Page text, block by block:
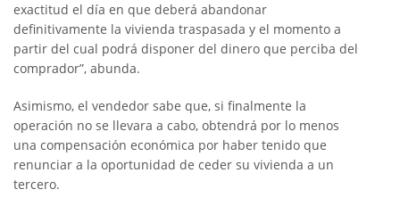
exactitud el día en que deberá abandonar
definitivamente la vivienda traspasada y el momento a
partir del cual podrá disponer del dinero que perciba del
comprador”, abunda.
Asimismo, el vendedor sabe que, si finalmente la
operación no se llevara a cabo, obtendrá por lo menos
una compensación económica por haber tenido que
renunciar a la oportunidad de ceder su vivienda a un
tercero.